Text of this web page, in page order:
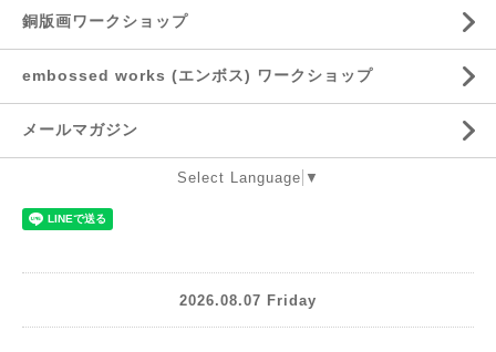
銅版画ワークショップ
embossed works (エンボス) ワークショップ
メールマガジン
Select Language ▼
2026.08.07 Friday